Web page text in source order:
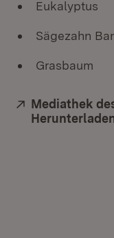
Eukalyptus
Sägezahn
Grasbaum
Extern:
Mediathek